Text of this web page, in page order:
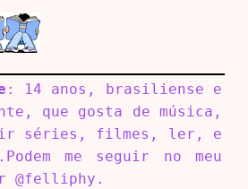
: 14 anos, brasiliense e
que gosta de música,
séries, filmes, ler, e
me seguir no meu
@felliphy.